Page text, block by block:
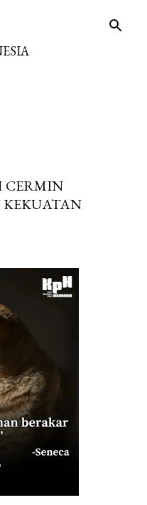
CERMIN